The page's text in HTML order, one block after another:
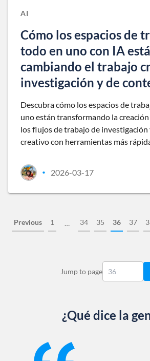
AI
Cómo los espacios de
todo en uno con IA
cambiando el trabajo
investigación y de
Descubra cómo los espacios de
uno están transformando la
los flujos de trabajo de
creativo con herramientas más
• 2026-03-17
Previous 1 … 34 35 36 37
Jump to page
¿Qué dice la